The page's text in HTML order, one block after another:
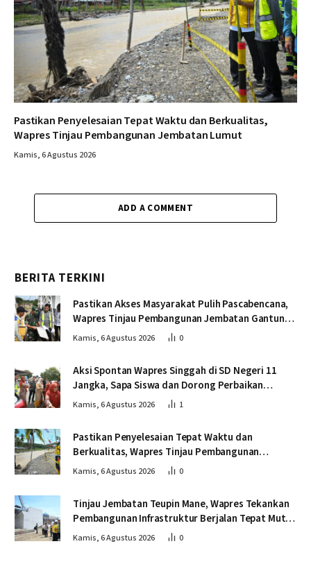
Pastikan Penyelesaian Tepat Waktu dan Berkualitas,
Wapres Tinjau Pembangunan Jembatan Lumut
Kamis, 6 Agustus 2026
ADD A COMMENT
BERITA TERKINI
Pastikan Akses Masyarakat Pulih Pascabencana,
Wapres Tinjau Pembangunan Jembatan Gantung
Kendawi
Kamis, 6 Agustus 2026 0
Aksi Spontan Wapres Singgah di SD Negeri 11
Jangka, Sapa Siswa dan Dorong Perbaikan
Sekolah
Kamis, 6 Agustus 2026 1
Pastikan Penyelesaian Tepat Waktu dan
Berkualitas, Wapres Tinjau Pembangunan
Jembatan Lumut
Kamis, 6 Agustus 2026 0
Tinjau Jembatan Teupin Mane, Wapres Tekankan
Pembangunan Infrastruktur Berjalan Tepat Mutu
dan Tepat Waktu
Kamis, 6 Agustus 2026 0